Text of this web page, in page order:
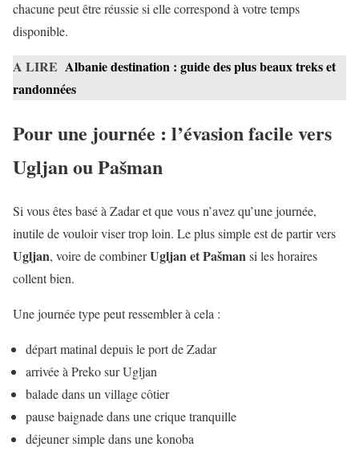
chacune peut être réussie si elle correspond à votre temps
disponible.
A LIRE Albanie destination : guide des plus beaux treks et
randonnées
Pour une journée : l’évasion facile vers
Ugljan ou Pašman
Si vous êtes basé à Zadar et que vous n’avez qu’une journée,
inutile de vouloir viser trop loin. Le plus simple est de partir vers
Ugljan, voire de combinerUgljan et Pašmansi les horaires
collent bien.
Une journée type peut ressembler à cela :
départ matinal depuis le port de Zadar
arrivée à Preko sur Ugljan
balade dans un village côtier
pause baignade dans une crique tranquille
déjeuner simple dans une konoba